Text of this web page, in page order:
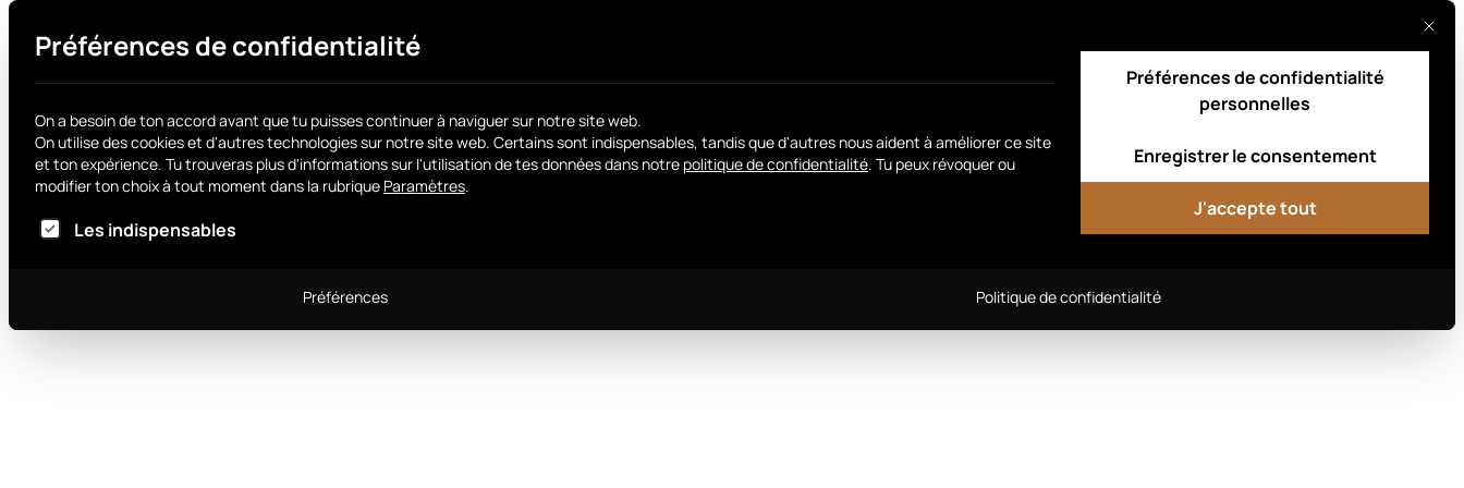
Ce
Préférences de confidentialité
On a besoin de ton accord avant que tu puisses continuer à naviguer sur notre site web.
On utilise des cookies et d'autres technologies sur notre site web. Certains sont indispensables, tandis que d'autres nous aident à améliorer ce site
et ton expérience. Tu trouveras plus d'informations sur l'utilisation de tes données dans notre politique de confidentialité. Tu peux révoquer ou
modifier ton choix à tout moment dans la rubrique Paramètres.
Voici la liste des groupes de services pour lesquels tu peux donner ton accord. Le premier groupe de services est indispensable et ne peut pas être
Les indispensables
Préférences de confidentialité
personnelles
Enregistrer le consentement
J'accepte tout
Préférences Politique de confidentialité